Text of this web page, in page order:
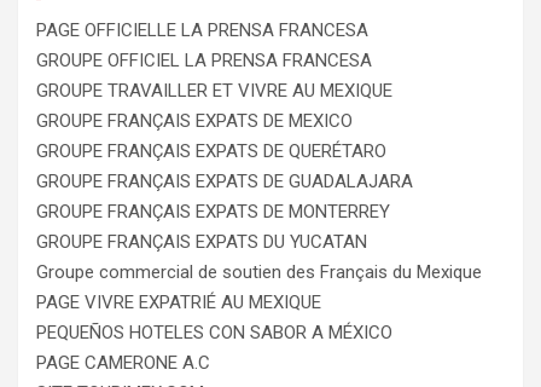
PAGE OFFICIELLE LA PRENSA FRANCESA
GROUPE OFFICIEL LA PRENSA FRANCESA
GROUPE TRAVAILLER ET VIVRE AU MEXIQUE
GROUPE FRANÇAIS EXPATS DE MEXICO
GROUPE FRANÇAIS EXPATS DE QUERÉTARO
GROUPE FRANÇAIS EXPATS DE GUADALAJARA
GROUPE FRANÇAIS EXPATS DE MONTERREY
GROUPE FRANÇAIS EXPATS DU YUCATAN
Groupe commercial de soutien des Français du Mexique
PAGE VIVRE EXPATRIÉ AU MEXIQUE
PEQUEÑOS HOTELES CON SABOR A MÉXICO
PAGE CAMERONE A.C